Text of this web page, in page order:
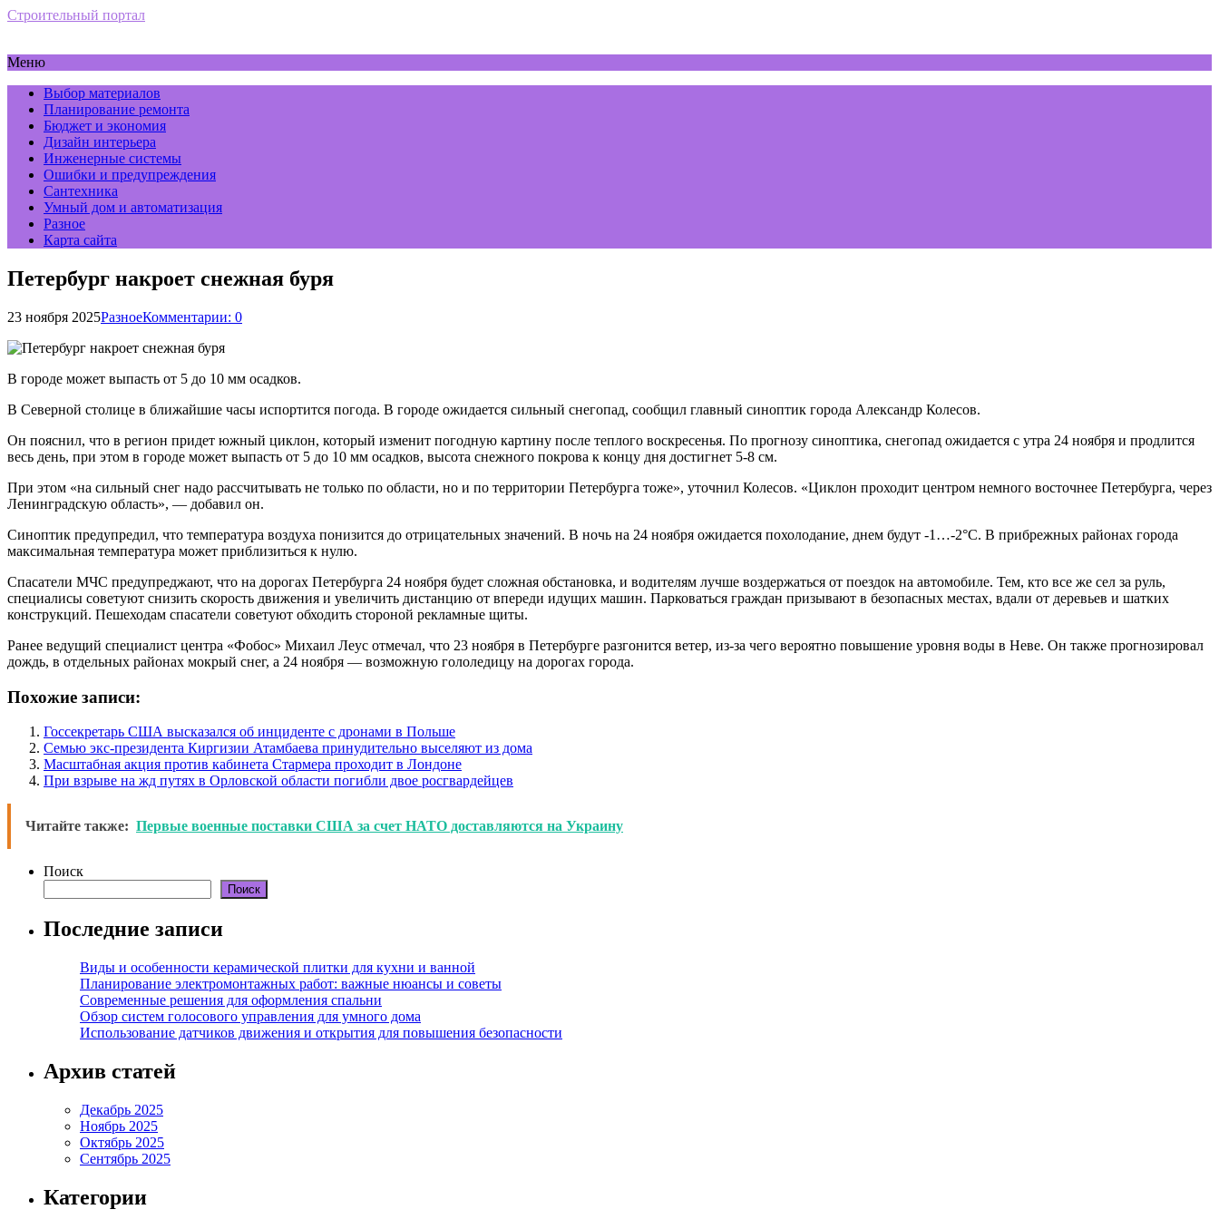
Строительный портал
Меню
Выбор материалов
Планирование ремонта
Бюджет и экономия
Дизайн интерьера
Инженерные системы
Ошибки и предупреждения
Сантехника
Умный дом и автоматизация
Разное
Карта сайта
Петербург накроет снежная буря
23 ноября 2025РазноеКомментарии: 0
В городе может выпасть от 5 до 10 мм осадков.
В Северной столице в ближайшие часы испортится погода. В городе ожидается сильный снегопад, сообщил главный синоптик города Александр Колесов.
Он пояснил, что в регион придет южный циклон, который изменит погодную картину после теплого воскресенья. По прогнозу синоптика, снегопад ожидается с утра 24 ноября и продлится
весь день, при этом в городе может выпасть от 5 до 10 мм осадков, высота снежного покрова к концу дня достигнет 5-8 см.
При этом «на сильный снег надо рассчитывать не только по области, но и по территории Петербурга тоже», уточнил Колесов. «Циклон проходит центром немного восточнее Петербурга, через
Ленинградскую область», — добавил он.
Синоптик предупредил, что температура воздуха понизится до отрицательных значений. В ночь на 24 ноября ожидается похолодание, днем будут -1…-2°С. В прибрежных районах города
максимальная температура может приблизиться к нулю.
Спасатели МЧС предупреджают, что на дорогах Петербурга 24 ноября будет сложная обстановка, и водителям лучше воздержаться от поездок на автомобиле. Тем, кто все же сел за руль,
специалисы советуют снизить скорость движения и увеличить дистанцию от впереди идущих машин. Парковаться граждан призывают в безопасных местах, вдали от деревьев и шатких
конструкций. Пешеходам спасатели советуют обходить стороной рекламные щиты.
Ранее ведущий специалист центра «Фобос» Михаил Леус отмечал, что 23 ноября в Петербурге разгонится ветер, из-за чего вероятно повышение уровня воды в Неве. Он также прогнозировал
дождь, в отдельных районах мокрый снег, а 24 ноября — возможную гололедицу на дорогах города.
Похожие записи:
Госсекретарь США высказался об инциденте с дронами в Польше
Семью экс-президента Киргизии Атамбаева принудительно выселяют из дома
Масштабная акция против кабинета Стармера проходит в Лондоне
При взрыве на жд путях в Орловской области погибли двое росгвардейцев
Читайте также: Первые военные поставки США за счет НАТО доставляются на Украину
Поиск
Поиск
Последние записи
Виды и особенности керамической плитки для кухни и ванной
Планирование электромонтажных работ: важные нюансы и советы
Современные решения для оформления спальни
Обзор систем голосового управления для умного дома
Использование датчиков движения и открытия для повышения безопасности
Архив статей
Декабрь 2025
Ноябрь 2025
Октябрь 2025
Сентябрь 2025
Категории